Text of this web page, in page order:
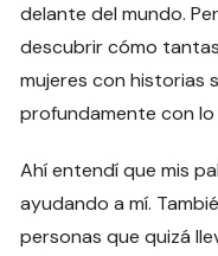
delante del mundo.
descubrir cómo
mujeres con historias
profundamente con
Ahí entendí que mis
ayudando a mí.
personas que quizá